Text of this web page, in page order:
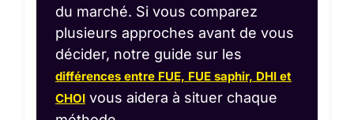
du marché. Si vous comparez
plusieurs approches avant de vous
décider, notre guide sur les
différences entre FUE, FUE saphir, DHI et
CHOI vous aidera à situer chaque